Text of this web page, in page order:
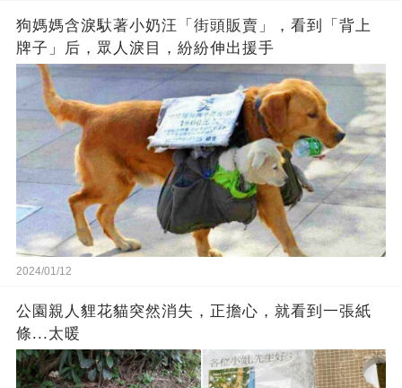
狗媽媽含淚馱著小奶汪「街頭販賣」，看到「背上
牌子」后，眾人淚目，紛紛伸出援手
2024/01/12
公園親人貍花貓突然消失，正擔心，就看到一張紙
條...太暖